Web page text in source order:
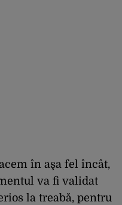
în aşa fel încât,
va fi validat
la treabă, pentru